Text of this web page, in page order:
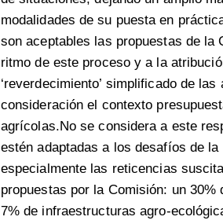
modalidades de su puesta en
son aceptables las propuestas de la
ritmo de este proceso y a la
‘reverdecimiento’ simplificado de
consideración el contexto
agrícolas.No se considera a este
estén adaptadas a los desafíos de
especialmente las reticencias
propuestas por la Comisión: un 30%
7% de infraestructuras agro-